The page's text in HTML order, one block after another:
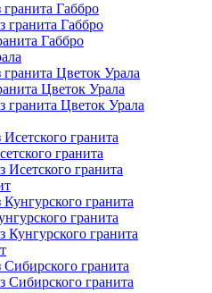
Габбро
гранита Габбро
Габбро
Цветок Урала
Цветок Урала
гранита Цветок Урала
гранита
гранита
Исетского гранита
гранита
гранита
Кунгурского гранита
гранита
Сибирского гранита